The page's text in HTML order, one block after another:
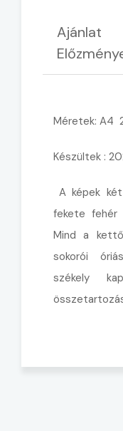
Ajánlat
Méretek: A4
Készültek :
A képek
fekete fehér
Mind a
sokorói
székely